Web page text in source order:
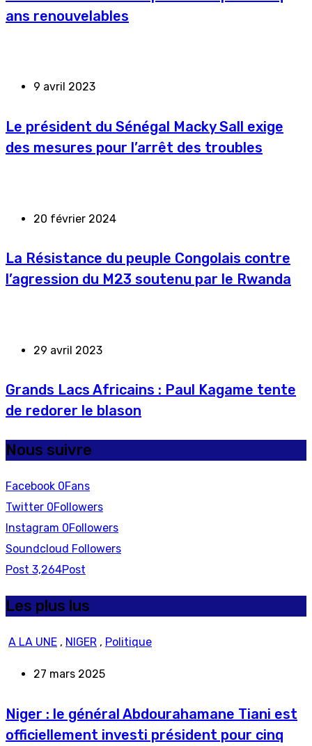
ans renouvelables
9 avril 2023
Le président du Sénégal Macky Sall exige
des mesures pour l’arrêt des troubles
20 février 2024
La Résistance du peuple Congolais contre
l’agression du M23 soutenu par le Rwanda
29 avril 2023
Grands Lacs Africains : Paul Kagame tente
de redorer le blason
Nous suivre
Facebook 0Fans
Twitter 0Followers
Instagram 0Followers
Soundcloud Followers
Post 3,264Post
Les plus lus
A LA UNE , NIGER , Politique
27 mars 2025
Niger : le général Abdourahamane Tiani est
officiellement investi président pour cinq